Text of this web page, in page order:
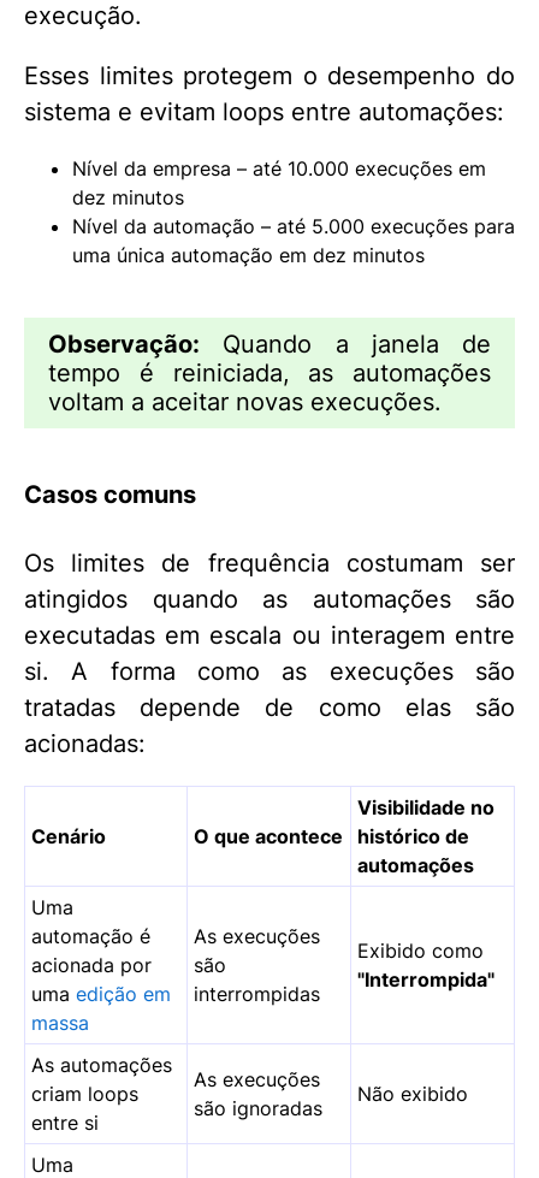
execução.
Esses limites protegem o desempenho do
sistema e evitam loops entre automações:
Nível da empresa – até 10.000 execuções em
dez minutos
Nível da automação – até 5.000 execuções para
uma única automação em dez minutos
Observação: Quando a janela de
tempo é reiniciada, as automações
voltam a aceitar novas execuções.
Casos comuns
Os limites de frequência costumam ser
atingidos quando as automações são
executadas em escala ou interagem entre
si. A forma como as execuções são
tratadas depende de como elas são
acionadas:
Cenário O que acontece
Visibilidade no
histórico de
automações
Uma
automação é
acionada por
uma edição em
massa
As execuções
são
interrompidas
Exibido como
"Interrompida"
As automações
criam loops
entre si
As execuções
são ignoradas
Não exibido
Uma